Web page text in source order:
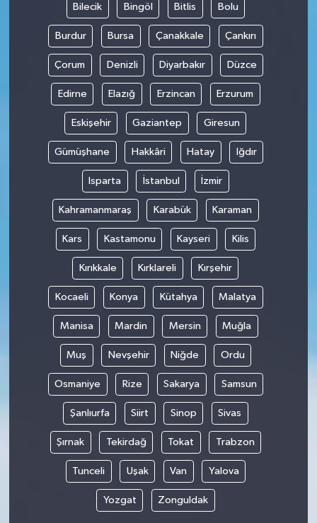
Bilecik Bingöl Bitlis Bolu
Burdur Bursa Çanakkale Çankırı
Çorum Denizli Diyarbakır Düzce
Edirne Elazığ Erzincan Erzurum
Eskişehir Gaziantep Giresun
Gümüşhane Hakkâri Hatay Iğdır
Isparta İstanbul İzmir
Kahramanmaraş Karabük Karaman
Kars Kastamonu Kayseri Kilis
Kırıkkale Kırklareli Kırşehir
Kocaeli Konya Kütahya Malatya
Manisa Mardin Mersin Muğla
Muş Nevşehir Niğde Ordu
Osmaniye Rize Sakarya Samsun
Şanlıurfa Siirt Sinop Sivas
Şırnak Tekirdağ Tokat Trabzon
Tunceli Uşak Van Yalova
Yozgat Zonguldak